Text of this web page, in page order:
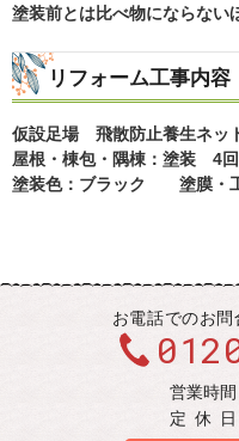
塗装前とは比べ物にならない
リフォーム工事内容
仮設足場 飛散防止養生ネッ
屋根・棟包・隅棟：塗装 4
塗装色：ブラック 塗膜・
お電話でのお問
営業時
定休 日